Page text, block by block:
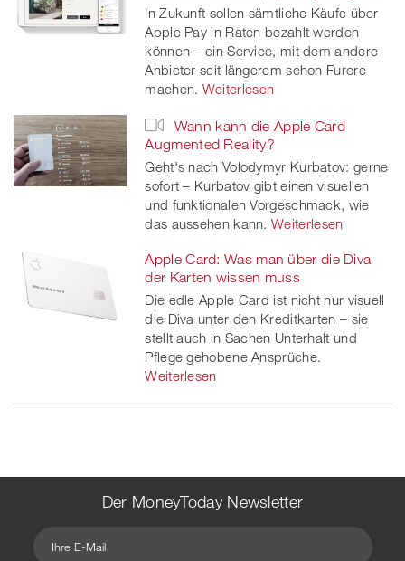
In Zukunft sollen sämtliche Käufe über
Apple Pay in Raten bezahlt werden
können – ein Service, mit dem andere
Anbieter seit längerem schon Furore
machen. Weiterlesen
Wann kann die Apple Card
Augmented Reality?
Geht's nach Volodymyr Kurbatov: gerne
sofort – Kurbatov gibt einen visuellen
und funktionalen Vorgeschmack, wie
das aussehen kann. Weiterlesen
Apple Card: Was man über die Diva
der Karten wissen muss
Die edle Apple Card ist nicht nur visuell
die Diva unter den Kreditkarten – sie
stellt auch in Sachen Unterhalt und
Pflege gehobene Ansprüche.
Weiterlesen
Der MoneyToday Newsletter